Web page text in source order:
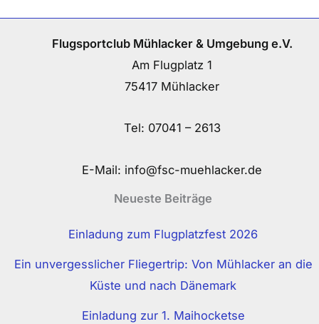
Flugsportclub Mühlacker & Umgebung e.V.
Am Flugplatz 1
75417 Mühlacker
Tel: 07041 – 2613
E-Mail: info@fsc-muehlacker.de
Neueste Beiträge
Einladung zum Flugplatzfest 2026
Ein unvergesslicher Fliegertrip: Von Mühlacker an die
Küste und nach Dänemark
Einladung zur 1. Maihocketse